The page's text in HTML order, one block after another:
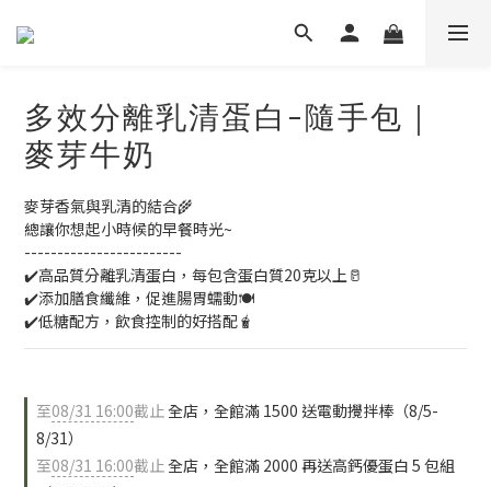
多效分離乳清蛋白-隨手包｜
麥芽牛奶
麥芽香氣與乳清的結合🌾
總讓你想起小時候的早餐時光~
------------------------
✔️高品質分離乳清蛋白，每包含蛋白質20克以上🥛
✔️添加膳食纖維，促進腸胃蠕動🍽️
✔️低糖配方，飲食控制的好搭配🧋
至08/31 16:00截止全店，全館滿 1500 送電動攪拌棒（8/5-
8/31）
至08/31 16:00截止全店，全館滿 2000 再送高鈣優蛋白 5 包組